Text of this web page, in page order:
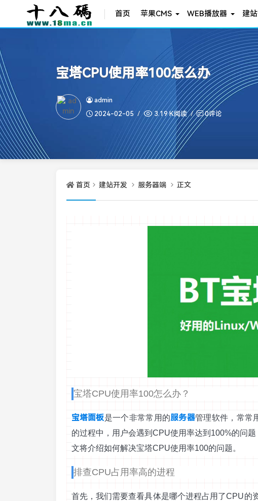
首页 苹果CMS WEB播放器 建
宝塔CPU使用率100怎么办
admin
2024-02-05
3.19 K阅读 0评论
首页 建站开发 服务器端 正文
宝塔CPU使用率100怎么办？
宝塔面板是一个非常常用的服务器管理软件，常常
的过程中，用户会遇到CPU使用率达到100%的问
文将介绍如何解决宝塔CPU使用率100的问题。
排查CPU占用率高的进程
首先，我们需要查看具体是哪个进程占用了CPU的